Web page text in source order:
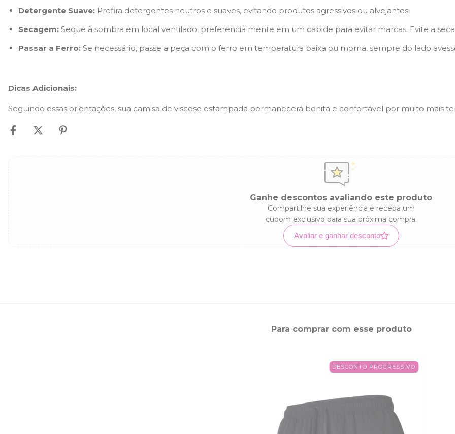
Detergente Suave: Prefira detergentes neutros e suaves, evitando produtos agressivos ou alvejantes.
Secagem: Seque à sombra em local ventilado, preferencialmente em um cabide para evitar marcas. Evite a
Passar a Ferro: Se necessário, passe a peça com o ferro em temperatura baixa ou morna, sempre do lado
Dicas Adicionais:
Seguindo essas orientações, sua camisa de viscose estampada permanecerá bonita e confortável por muito mais
Ganhe descontos avaliando este produto
Compartilhe sua experiência e receba um
cupom exclusivo para sua próxima compra.
Avaliar e ganhar desconto
Para comprar com esse produto
DESCONTO PROGRESSIVO